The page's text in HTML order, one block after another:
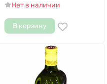
Нет в наличии
В корзину